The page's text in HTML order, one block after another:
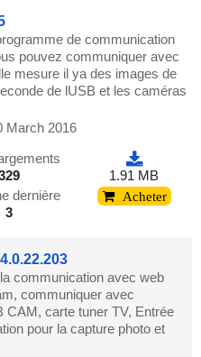
de communication
pouvez communiquer avec
mesure il ya des images de
de lUSB et les caméras
March 2016
dernière
3
1.91 MB
Acheter
communication avec web
communiquer avec
carte tuner TV, Entrée
pour la capture photo et